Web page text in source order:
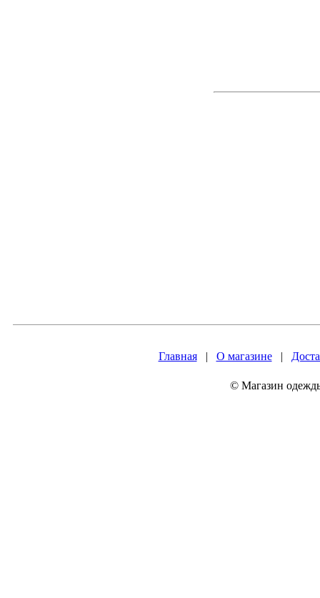
Главная| О магазине|
© Магазин